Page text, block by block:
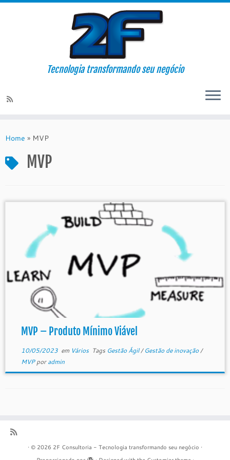
Tecnologia transformando seu negócio
Home » MVP
MVP
MVP – Produto Mínimo Viável
10/05/2023em Vários Tags Gestão Ágil/Gestão de inovação/
MVPporadmin
· © 2026 2F Consultoria - Tecnologia transformando seu negócio ·